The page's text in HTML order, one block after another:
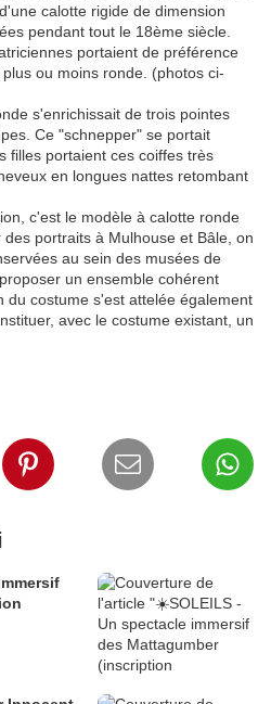
calotte rigide de dimension
pendant tout le 18ème siècle.
portaient de préférence
ou moins ronde. (photos ci-
s'enrichissait de trois pointes
Ce "schnepper" se portait
filles portaient ces coiffes très
en longues nattes retombant
c'est le modèle à calotte ronde
portraits à Mulhouse et Bâle, on
au sein des musées de
un ensemble cohérent
du costume s'est attelée également
avec le costume existant, un